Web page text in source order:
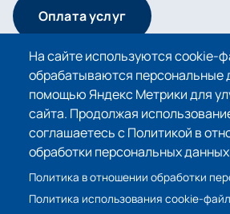
На сайте используются cookie-
обрабатываются персональные
помощью Яндекс Метрики для
сайта. Продолжая
соглашаетесь с Политикой в
обработки персональных
Политика в отношении обработки
Политика использования cookie-
Оплата услуг
Сведения об образовательной
Политика в отношении обработки
данных
Политика использования cookie-